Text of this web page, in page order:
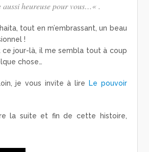
aussi heureuse pour vous…« .
tout en m’embrassant, un beau
!
ce jour-là, il me sembla tout à coup
chose…
je vous invite à lire Le pouvoir
la suite et fin de cette histoire,